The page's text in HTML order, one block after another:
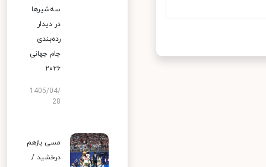
سه‌شیرها
در دیدار
رده‌بندی
جام جهانی
۲۰۲۶
1405/04/
28
مسی بازهم
درخشید /